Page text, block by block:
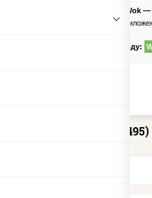
PizzaSushiWok
Скачайте
по промокоду:
+7